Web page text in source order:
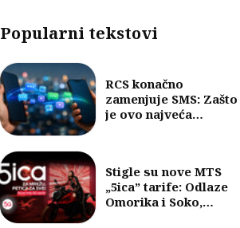
Popularni tekstovi
RCS konačno
zamenjuje SMS: Zašto
je ovo najveća
Stigle su nove MTS
„5ica” tarife: Odlaze
Omorika i Soko,